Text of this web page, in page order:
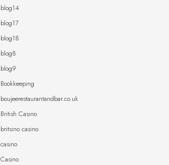
blog14
blog17
blog18
blog8
blog9
Bookkeeping
boujeerestaurantandbar.co.uk
British Casino
britsino casino
casino
Casino